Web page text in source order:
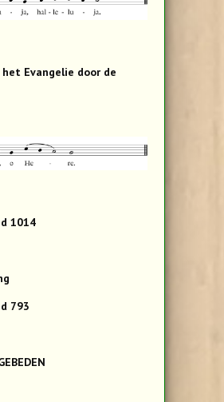
Evangelie door de
1014
793